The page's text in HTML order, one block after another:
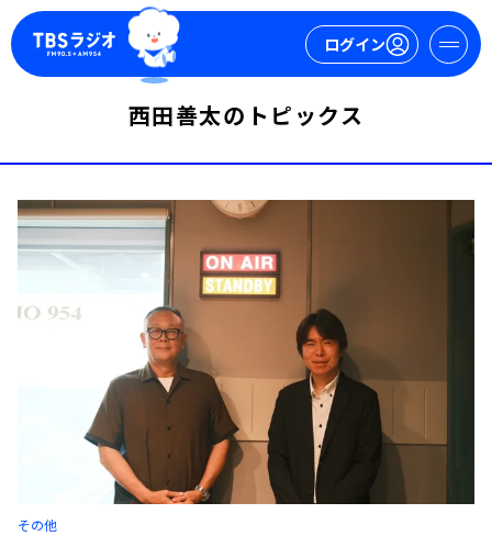
ログイン
今日の番組表
週間番組表
トピックス
TBS Podcast
お知らせ
西田善太のトピックス
その他